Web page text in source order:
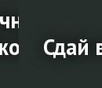
Сдай